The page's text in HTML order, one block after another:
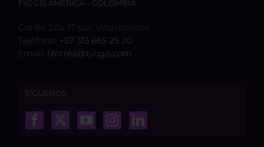
TYC GIS AMÉRICA – COLOMBIA
Cra 8e 20a 17 sur, Villavicencio
Teléfono: +57 313 665 25 20
Email: l.torres@tycgis.com
SÍGUENOS